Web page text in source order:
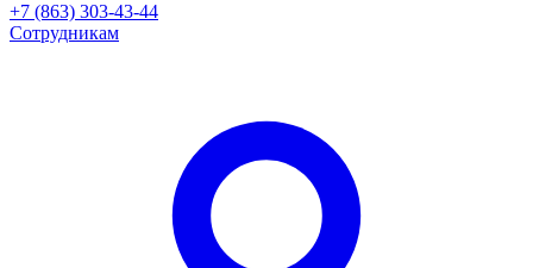
+7 (863) 303-43-44
Сотрудникам